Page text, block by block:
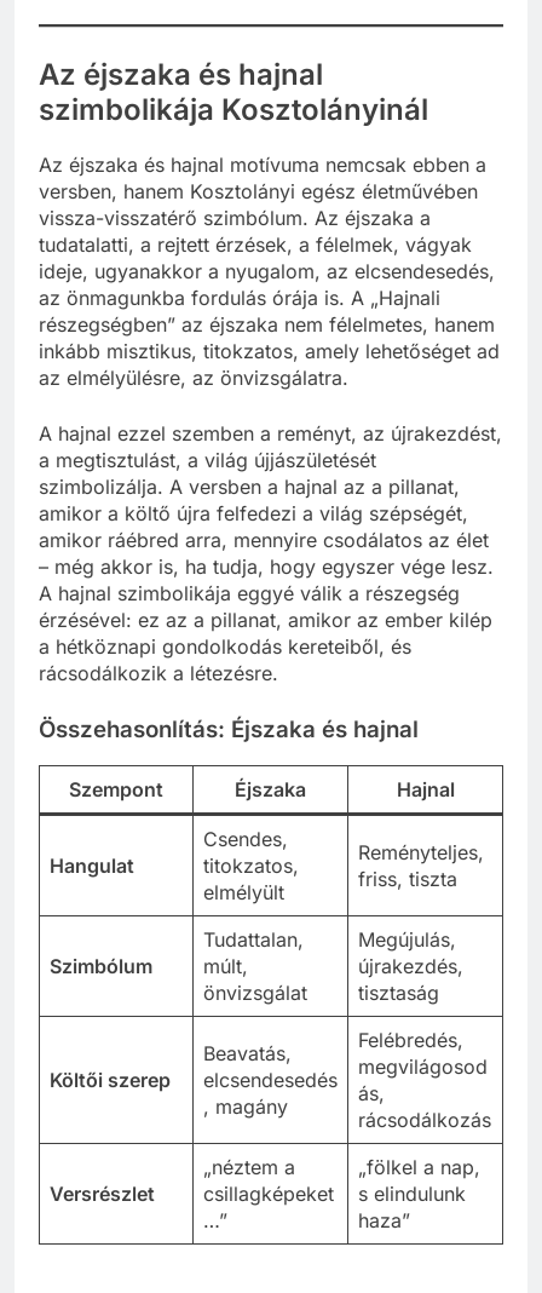
Az éjszaka és hajnal
szimbolikája Kosztolányinál
Az éjszaka és hajnal motívuma nemcsak ebben a
versben, hanem Kosztolányi egész életművében
vissza-visszatérő szimbólum. Az éjszaka a
tudatalatti, a rejtett érzések, a félelmek, vágyak
ideje, ugyanakkor a nyugalom, az elcsendesedés,
az önmagunkba fordulás órája is. A „Hajnali
részegségben” az éjszaka nem félelmetes, hanem
inkább misztikus, titokzatos, amely lehetőséget ad
az elmélyülésre, az önvizsgálatra.
A hajnal ezzel szemben a reményt, az újrakezdést,
a megtisztulást, a világ újjászületését
szimbolizálja. A versben a hajnal az a pillanat,
amikor a költő újra felfedezi a világ szépségét,
amikor ráébred arra, mennyire csodálatos az élet
– még akkor is, ha tudja, hogy egyszer vége lesz.
A hajnal szimbolikája eggyé válik a részegség
érzésével: ez az a pillanat, amikor az ember kilép
a hétköznapi gondolkodás kereteiből, és
rácsodálkozik a létezésre.
Összehasonlítás: Éjszaka és hajnal
Szempont Éjszaka Hajnal
Hangulat
Csendes,
titokzatos,
elmélyült
Reményteljes,
friss, tiszta
Szimbólum
Tudattalan,
múlt,
önvizsgálat
Megújulás,
újrakezdés,
tisztaság
Költői szerep
Beavatás,
elcsendesedés
, magány
Felébredés,
megvilágosod
ás,
rácsodálkozás
Versrészlet
„néztem a
csillagképeket
…”
„fölkel a nap,
s elindulunk
haza”